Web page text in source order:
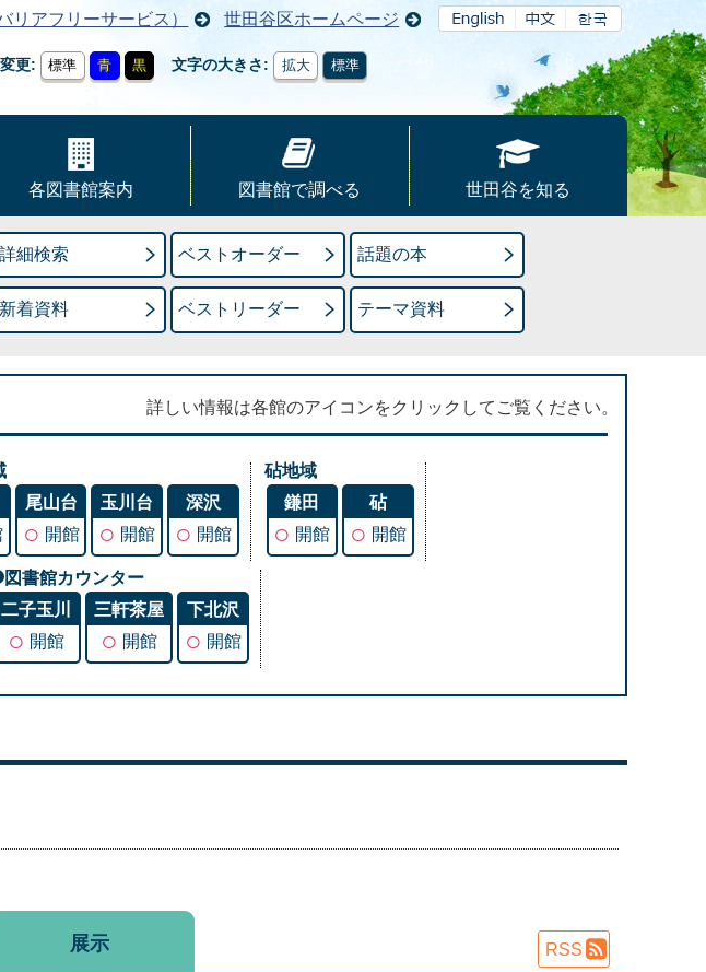
リアフリーサービス） 世田谷区ホームページ
更 標準 青 黒 文字の大きさ 拡大 標準
各図書館案内 図書館で調べる 世田谷を知る
詳細検索 ベストオーダー 話題の本
新着資料 ベストリーダー テーマ資料
詳しい情報は各館のアイコンをクリックしてご覧ください。
尾山台
○ 開館
玉川台
○ 開館
深沢
○ 開館
砧地域
鎌田
○ 開館
砧
○ 開館
図書館カウンター
二子玉川
○ 開館
三軒茶屋
○ 開館
下北沢
○ 開館
展示 RSS